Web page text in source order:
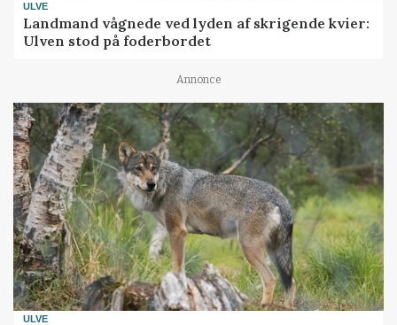
ULVE
Landmand vågnede ved lyden af skrigende kvier:
Ulven stod på foderbordet
Annonce
ULVE